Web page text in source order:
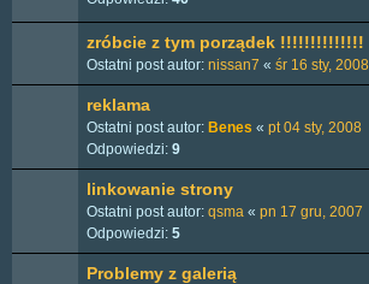
zróbcie z tym porządek !!!!!!!!!!!!!!
Ostatni post autor: nissan7 « śr 16 sty, 2008
reklama
Ostatni post autor: Benes « pt 04 sty, 2008
Odpowiedzi: 9
linkowanie strony
Ostatni post autor: qsma « pn 17 gru, 2007
Odpowiedzi: 5
Problemy z galerią